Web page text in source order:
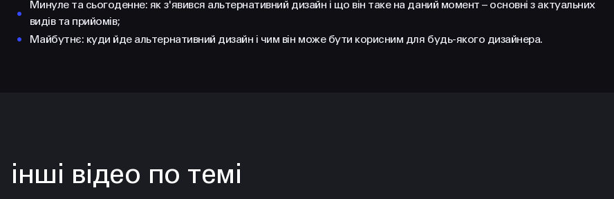
Минуле та сьогоденне: як з'явився альтернативний дизайн і що він таке на даний момент – основні з актуальних
видів та прийомів;
Майбутнє: куди йде альтернативний дизайн і чим він може бути корисним для будь-якого дизайнера.
інші відео по темі